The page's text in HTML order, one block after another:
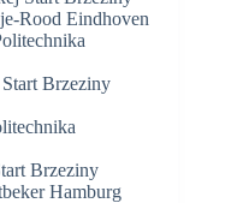
Rood Eindhoven
Brzeziny
Brzeziny
Hamburg